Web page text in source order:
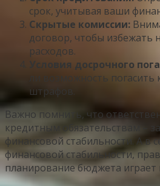
срок, учитывая ваши
Скрытые комиссии:
договор, чтобы избежать
расходов.
Условия досрочного
ли возможность
штрафов.
Важно помнить, что
кредитным обязательствам –
финансовой стабильности. А в
финансовой стабильности,
планирование бюджета